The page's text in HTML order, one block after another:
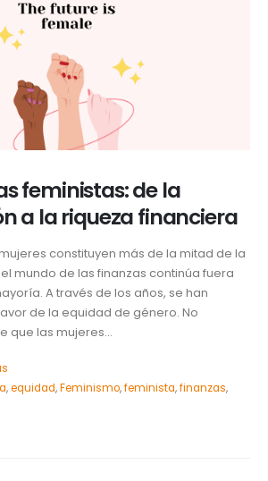
feministas: de la
a la riqueza financiera
constituyen más de la mitad de la
mundo de las finanzas continúa fuera
A través de los años, se han
de la equidad de género. No
que las mujeres...
,equidad,Feminismo,feminista,finanzas,